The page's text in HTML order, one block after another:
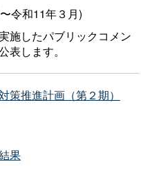
令和11年３月)
施したパブリックコメン
表します。
策推進計画（第２期）
果